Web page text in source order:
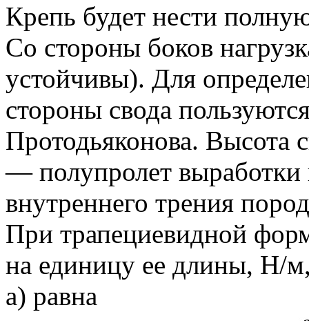
Крепь будет нести
Со стороны боков
устойчивы). Для
стороны свода
Протодьяконова. Высота
— полупролет
внутреннего трения
При трапециевидной
на единицу ее длины, Н/
а) равна